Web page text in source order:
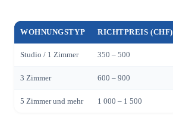
WOHNUNGSTYP RICHTPREIS (CHF)
Studio / 1 Zimmer 350 – 500
3 Zimmer 600 – 900
5 Zimmer und mehr 1 000 – 1 500